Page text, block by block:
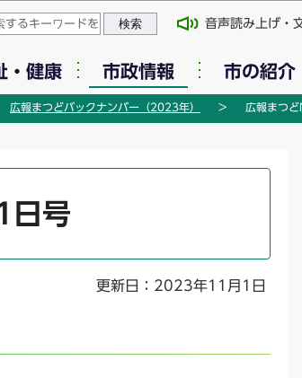
ジの本文へ移動
音声読み上げ・
・健康 市政情報 市の紹介
広報まつどバックナンバー（2023年） 広報まつ
号
更新日：2023年11月1日